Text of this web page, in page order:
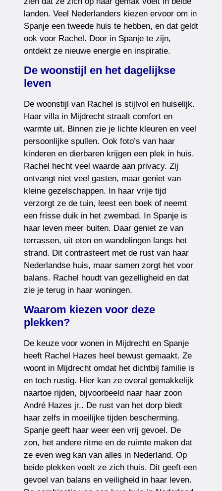
landen. Veel Nederlanders kiezen ervoor om in
Spanje een tweede huis te hebben, en dat geldt
ook voor Rachel. Door in Spanje te zijn,
ontdekt ze nieuwe energie en inspiratie.
De woonstijl en het dagelijkse
leven
De woonstijl van Rachel is stijlvol en huiselijk.
Haar villa in Mijdrecht straalt comfort en
warmte uit. Binnen zie je lichte kleuren en veel
persoonlijke spullen. Ook foto’s van haar
kinderen en dierbaren krijgen een plek in huis.
Rachel hecht veel waarde aan privacy. Zij
ontvangt niet veel gasten, maar geniet van
kleine gezelschappen. In haar vrije tijd
verzorgt ze de tuin, leest een boek of neemt
een frisse duik in het zwembad. In Spanje is
haar leven meer buiten. Daar geniet ze van
terrassen, uit eten en wandelingen langs het
strand. Dit contrasteert met de rust van haar
Nederlandse huis, maar samen zorgt het voor
balans. Rachel houdt van gezelligheid en dat
zie je terug in haar woningen.
Waarom kiezen voor deze
plekken?
De keuze voor wonen in Mijdrecht en Spanje
heeft Rachel Hazes heel bewust gemaakt. Ze
woont in Mijdrecht omdat het dichtbij familie is
en toch rustig. Hier kan ze overal gemakkelijk
naartoe rijden, bijvoorbeeld naar haar zoon
André Hazes jr.. De rust van het dorp biedt
haar zelfs in moeilijke tijden bescherming.
Spanje geeft haar weer een vrij gevoel. De
zon, het andere ritme en de ruimte maken dat
ze even weg kan van alles in Nederland. Op
beide plekken voelt ze zich thuis. Dit geeft een
gevoel van balans en veiligheid in haar leven.